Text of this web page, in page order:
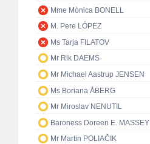
Mme Mònica BONELL
M. Pere LÓPEZ
Ms Tarja FILATOV
Mr Rik DAEMS
Mr Michael Aastrup JENSEN
Ms Boriana ÅBERG
Mr Miroslav NENUTIL
Baroness Doreen E. MASSEY
Mr Martin POLIAČIK